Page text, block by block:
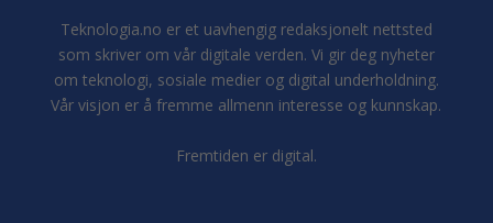
Teknologia.no er et uavhengig redaksjonelt nettsted
som skriver om vår digitale verden. Vi gir deg nyheter
om teknologi, sosiale medier og digital underholdning.
Vår visjon er å fremme allmenn interesse og kunnskap.
Fremtiden er digital.